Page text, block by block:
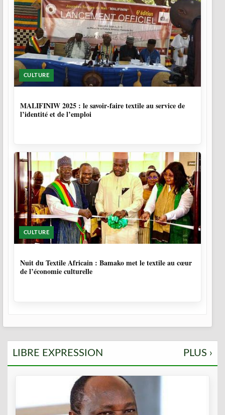
CULTURE
MALIFINIW 2025 : le savoir-faire textile au service de
l’identité et de l’emploi
CULTURE
Nuit du Textile Africain : Bamako met le textile au cœur
de l’économie culturelle
LIBRE EXPRESSION PLUS ›